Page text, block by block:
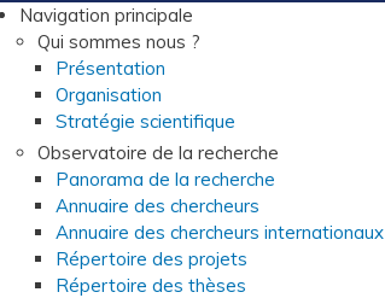
Navigation principale
Qui sommes nous ?
Présentation
Organisation
Stratégie scientifique
Observatoire de la recherche
Panorama de la recherche
Annuaire des chercheurs
Annuaire des chercheurs internationaux
Répertoire des projets
Répertoire des thèses